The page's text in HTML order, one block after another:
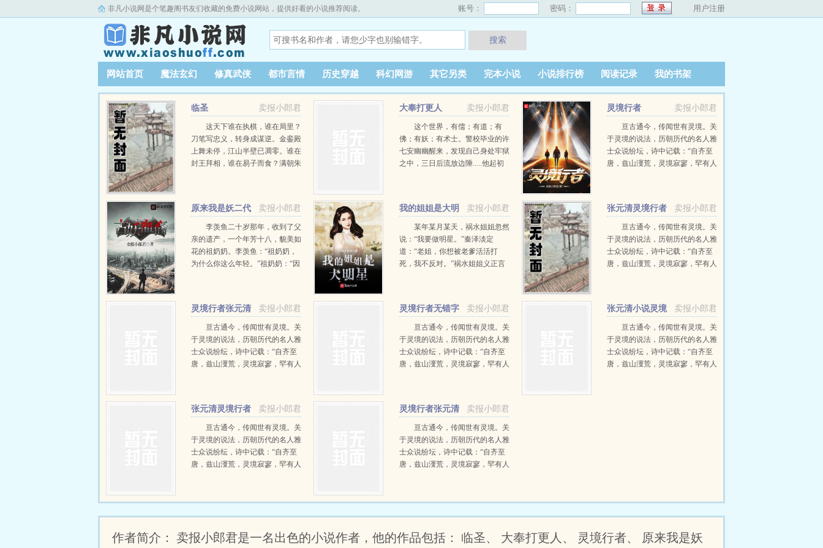
非凡小说网是个笔趣阁书友们收藏的免费小说网站，提供好看的小说推荐阅读。 账号： 密码： 用户注册
搜索
网站首页 魔法玄幻 修真武侠 都市言情 历史穿越 科幻网游 其它另类 完本小说 小说排行榜 阅读记录 我的书架
卖报小郎君
临圣
这天下谁在执棋，谁在局里？
刀笔写忠义，转身成谋逆。金銮殿
上舞未停，江山半壁已凋零。谁在
封王拜相，谁在易子而食？满朝朱
卖报小郎君
大奉打更人
这个世界，有儒；有道；有
佛；有妖；有术士。警校毕业的许
七安幽幽醒来，发现自己身处牢狱
之中，三日后流放边陲.....他起初
尘，身后是早已逝去的敌人和朋
友，以及累累白骨。滚滚长江东逝
水，浪花淘尽英雄，是非成败转头
空。青山依旧在，几度夕阳红。
PS：本书不悲剧！ …
卖报小郎君
灵境行者
亘古通今，传闻世有灵境。关
于灵境的说法，历朝历代的名人雅
士众说纷坛，诗中记载：“自齐至
唐，兹山濅荒，灵境寂寥，罕有人
卖报小郎君
原来我是妖二代
李羡鱼二十岁那年，收到了父
亲的遗产，一个年芳十八，貌美如
花的祖奶奶。李羡鱼：“祖奶奶，
为什么你这么年轻。”祖奶奶：“因
卖报小郎君
我的姐姐是大明
某年某月某天，祸水姐姐忽然
说：“我要做明星。”秦泽淡定
道：“老姐，你想被老爹活活打
死，我不反对。”祸水姐姐义正言
泽：“妈蛋，还好我有系统” …
卖报小郎君
张元清灵境行者
全文免费阅读大结局
亘古通今，传闻世有灵境。关
于灵境的说法，历朝历代的名人雅
士众说纷纭，诗中记载：“自齐至
唐，兹山濅荒，灵境寂寥，罕有人
卖报小郎君
灵境行者张元清
全文完整版
亘古通今，传闻世有灵境。关
于灵境的说法，历朝历代的名人雅
士众说纷纭，诗中记载：“自齐至
唐，兹山濅荒，灵境寂寥，罕有人
卖报小郎君
灵境行者无错字
精校版亘古通今，传闻世有灵境。关
于灵境的说法，历朝历代的名人雅
士众说纷纭，诗中记载：“自齐至
唐，兹山濅荒，灵境寂寥，罕有人
卖报小郎君
张元清小说灵境
行者亘古通今，传闻世有灵境。关
于灵境的说法，历朝历代的名人雅
士众说纷坛，诗中记载：“自齐至
唐，兹山濅荒，灵境寂寥，罕有人
卖报小郎君
张元清灵境行者
免费阅读全文
亘古通今，传闻世有灵境。关
于灵境的说法，历朝历代的名人雅
士众说纷纭，诗中记载：“自齐至
唐，兹山濅荒，灵境寂寥，罕有人
卖报小郎君
灵境行者张元清
的前世亘古通今，传闻世有灵境。关
于灵境的说法，历朝历代的名人雅
士众说纷坛，诗中记载：“自齐至
唐，兹山濅荒，灵境寂寥，罕有人
作者简介： 卖报小郎君是一名出色的小说作者，他的作品包括： 临圣、 大奉打更人、 灵境行者、 原来我是妖